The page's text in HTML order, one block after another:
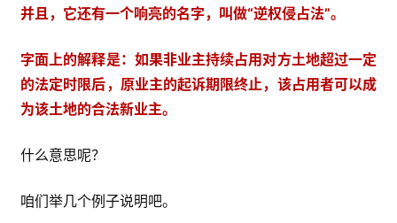
并且，它还有一个响亮的名字，叫做“逆权侵占法”。
字面上的解释是：如果非业主持续占用对方土地超过一定
的法定时限后，原业主的起诉期限终止，该占用者可以成
为该土地的合法新业主。
什么意思呢？
咱们举几个例子说明吧。